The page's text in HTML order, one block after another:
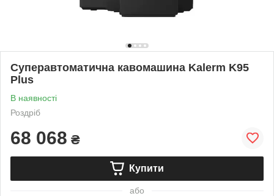
Суперавтоматична кавомашина Kalerm K95
Plus
В наявності
Роздріб
68 068 ₴
Купити
або